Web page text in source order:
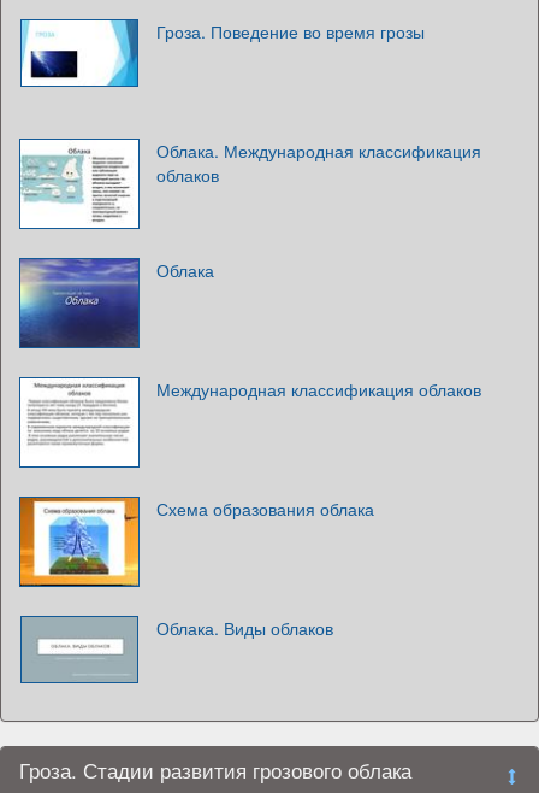
Гроза. Поведение во время грозы
Облака. Международная классификация
облаков
Облака
Международная классификация облаков
Схема образования облака
Облака. Виды облаков
Гроза. Стадии развития грозового облака